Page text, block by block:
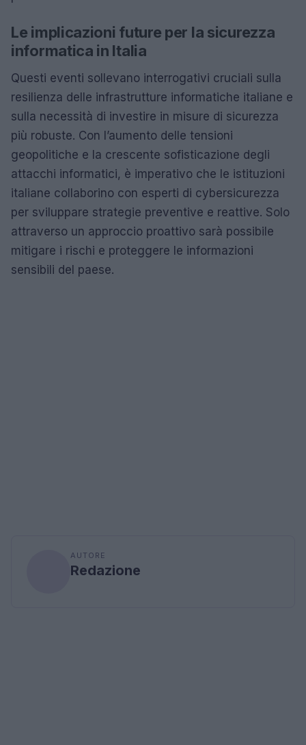
Le implicazioni future per la sicurezza
informatica in Italia
Questi eventi sollevano interrogativi cruciali sulla
resilienza delle infrastrutture informatiche italiane e
sulla necessità di investire in misure di sicurezza
più robuste. Con l’aumento delle tensioni
geopolitiche e la crescente sofisticazione degli
attacchi informatici, è imperativo che le istituzioni
italiane collaborino con esperti di cybersicurezza
per sviluppare strategie preventive e reattive. Solo
attraverso un approccio proattivo sarà possibile
mitigare i rischi e proteggere le informazioni
sensibili del paese.
AUTORE
Redazione